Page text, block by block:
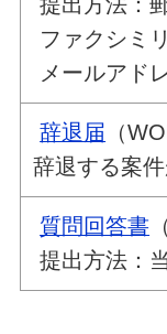
ファクシミ
メールアド
辞退届 （
辞退する案
質問回答書
提出方法：